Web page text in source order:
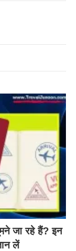
जा रहे हैं? इन
लें